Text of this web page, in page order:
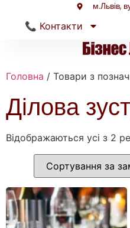
м.Львів,
📞 Контакти
Головна / Товари з
Ділова
Відображаються усі з 2